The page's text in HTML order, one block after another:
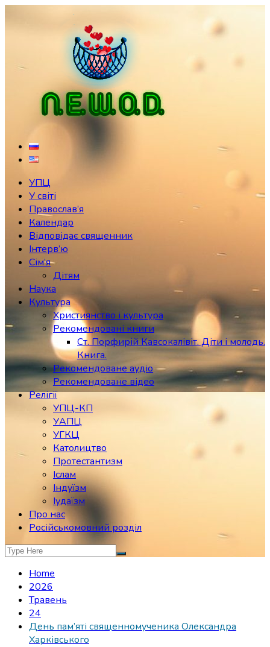
УПЦ
У світі
Православ’я
Календар
Відповідає священник
Інтерв’ю
Сім’я
Дітям
Наука
Культура
Християнство і культура
Рекомендовані книги
Ст. Порфирій Кавсокалівіт. Діти і молодь.
Книга.
Рекомендоване аудіо
Рекомендоване відео
Релігії
УПЦ-КП
УАПЦ
УГКЦ
Католицтво
Протестантизм
Іслам
Індуїзм
Іудаїзм
Про нас
Російськомовний розділ
Home
2026
Травень
24
День пам’яті священномученика Олександра
Харківського